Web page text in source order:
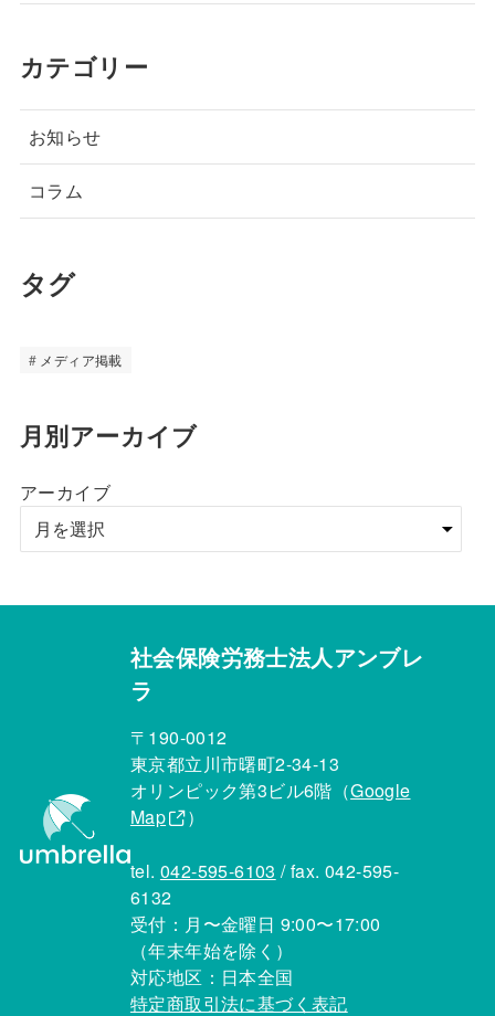
カテゴリー
お知らせ
コラム
タグ
メディア掲載
月別アーカイブ
アーカイブ
社会保険労務士法人アンブレ
ラ
〒190-0012
東京都立川市曙町2-34-13
オリンピック第3ビル6階（Google
Map
）
tel. 042-595-6103 / fax. 042-595-
6132
受付：月〜金曜日 9:00〜17:00
（年末年始を除く）
対応地区：日本全国
特定商取引法に基づく表記